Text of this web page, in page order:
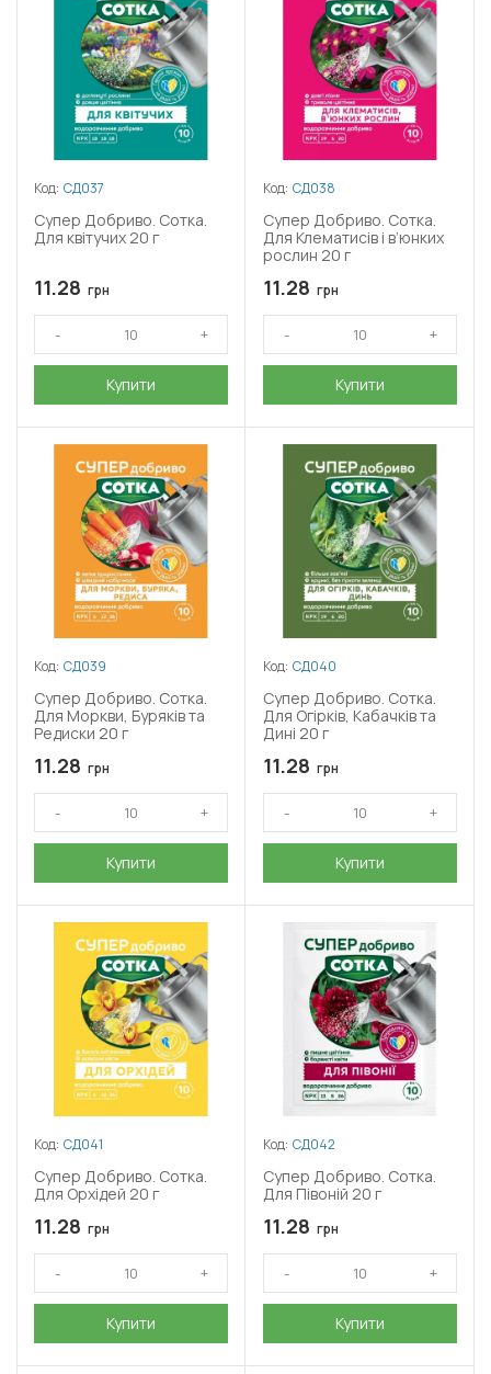
Код: СД037
Супер Добриво. Сотка.
Для квітучих 20 г
11.28 грн
Купити
Код: СД038
Супер Добриво. Сотка.
Для Клематисів і в’юнких
рослин 20 г
11.28 грн
Купити
Код: СД039
Супер Добриво. Сотка.
Для Моркви, Буряків та
Редиски 20 г
11.28 грн
Купити
Код: СД040
Супер Добриво. Сотка.
Для Огірків, Кабачків та
Дині 20 г
11.28 грн
Купити
Код: СД041
Супер Добриво. Сотка.
Для Орхідей 20 г
11.28 грн
Купити
Код: СД042
Супер Добриво. Сотка.
Для Півоній 20 г
11.28 грн
Купити